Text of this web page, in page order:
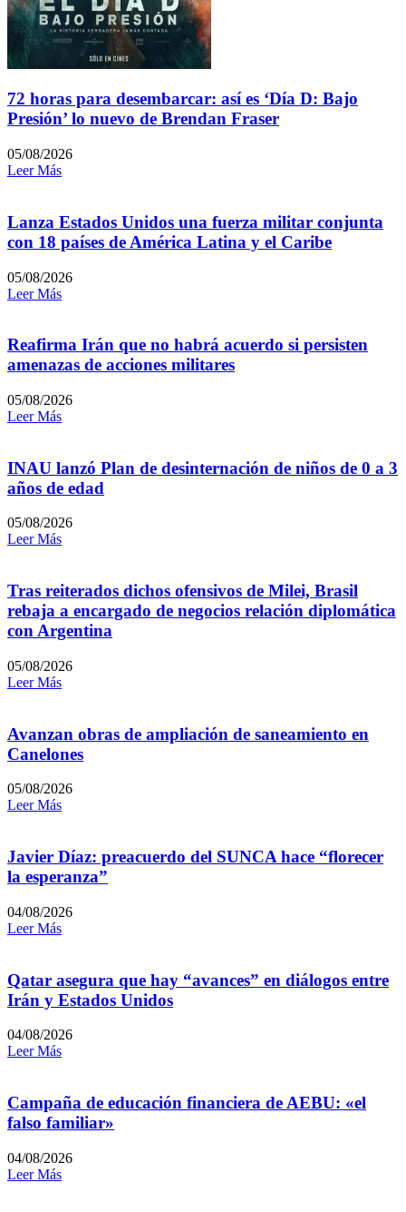
72 horas para desembarcar: así es ‘Día D: Bajo
Presión’ lo nuevo de Brendan Fraser
05/08/2026
Leer Más
Lanza Estados Unidos una fuerza militar conjunta
con 18 países de América Latina y el Caribe
05/08/2026
Leer Más
Reafirma Irán que no habrá acuerdo si persisten
amenazas de acciones militares
05/08/2026
Leer Más
INAU lanzó Plan de desinternación de niños de 0 a 3
años de edad
05/08/2026
Leer Más
Tras reiterados dichos ofensivos de Milei, Brasil
rebaja a encargado de negocios relación diplomática
con Argentina
05/08/2026
Leer Más
Avanzan obras de ampliación de saneamiento en
Canelones
05/08/2026
Leer Más
Javier Díaz: preacuerdo del SUNCA hace “florecer
la esperanza”
04/08/2026
Leer Más
Qatar asegura que hay “avances” en diálogos entre
Irán y Estados Unidos
04/08/2026
Leer Más
Campaña de educación financiera de AEBU: «el
falso familiar»
04/08/2026
Leer Más